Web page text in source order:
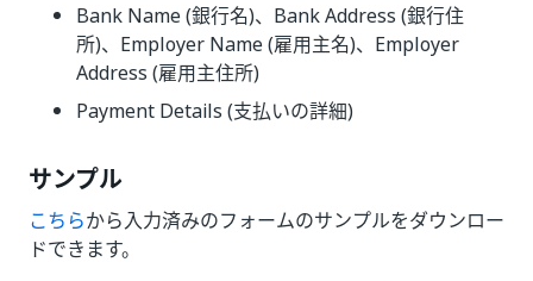
Bank Name (銀行名)、Bank Address (銀行住
所)、Employer Name (雇用主名)、Employer
Address (雇用主住所)
Payment Details (支払いの詳細)
サンプル
こちらから入力済みのフォームのサンプルをダウンロー
ドできます。